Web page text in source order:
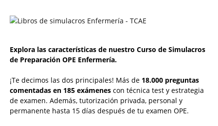
Explora las características de nuestro Curso de Simulacros
de Preparación OPE Enfermería.
¡Te decimos las dos principales! Más de 18.000 preguntas
comentadas en 185 exámenes con técnica test y estrategia
de examen. Además, tutorización privada, personal y
permanente hasta 15 días después de tu examen OPE.